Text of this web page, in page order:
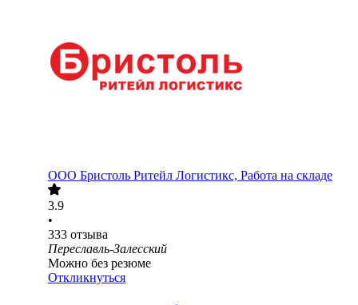
ООО Бристоль Ритейл Логистикс, Работа на складе
3.9
•
333 отзыва
Переславль-Залесский
Можно без резюме
Откликнуться